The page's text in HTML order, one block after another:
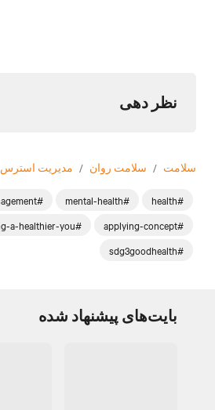
نظر دهی
سلامت / سلامت روان / مدیریت استرس
#health
#mental-health
#stress-management
#applying-concept
#becoming-a-healthier-you
#sdg3goodhealth
بایت‌های پیشنهاد شده